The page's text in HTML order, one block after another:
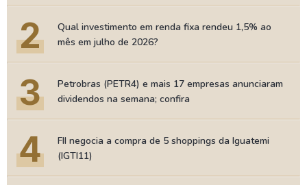
2
Qual investimento em renda fixa rendeu 1,5% ao
mês em julho de 2026?
3
Petrobras (PETR4) e mais 17 empresas anunciaram
dividendos na semana; confira
4
FII negocia a compra de 5 shoppings da Iguatemi
(IGTI11)